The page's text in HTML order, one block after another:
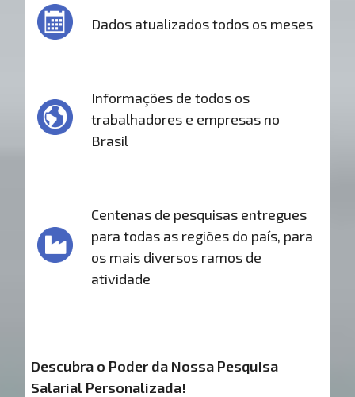
Dados atualizados todos os meses
Informações de todos os
trabalhadores e empresas no
Brasil
Centenas de pesquisas entregues
para todas as regiões do país, para
os mais diversos ramos de
atividade
Descubra o Poder da Nossa Pesquisa
Salarial Personalizada!